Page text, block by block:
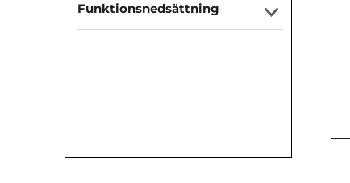
Funktionsnedsättning